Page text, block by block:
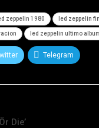
zeppelin 1980 led zeppelin
led zeppelin ultimo
Telegram
Die’